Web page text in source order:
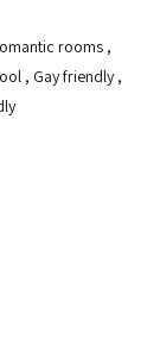
rooms ,
, Gay friendly,